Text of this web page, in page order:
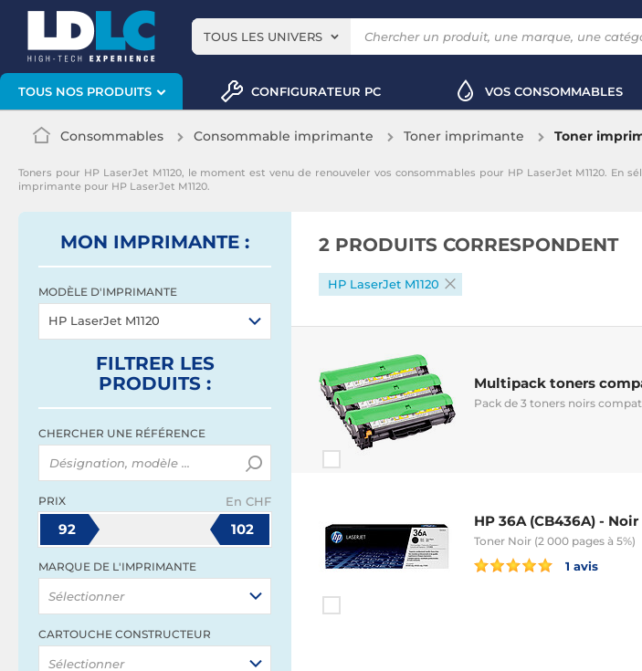
TOUS LES UNIVERS
TOUS NOS PRODUITS CONFIGURATEUR PC VOS CONSOMMABLES
Consommables Consommable imprimante Toner imprimante Toner
Toners pour HP LaserJet M1120, le moment est venu de renouveler vos consommables pour HP LaserJet M1120.
imprimante pour HP LaserJet M1120.
MON IMPRIMANTE :
MODÈLE D'IMPRIMANTE
HP LaserJet M1120
FILTRER LES
PRODUITS :
CHERCHER UNE RÉFÉRENCE
PRIX En CHF
92 102
MARQUE DE L'IMPRIMANTE
Sélectionner
CARTOUCHE CONSTRUCTEUR
Sélectionner
2 PRODUITS CORRESPONDENT
HP LaserJet M1120
Multipack toners
Pack de 3 toners noirs
HP 36A (CB436A) - Noir
Toner Noir (2 000 pages à 5%)
1 avis